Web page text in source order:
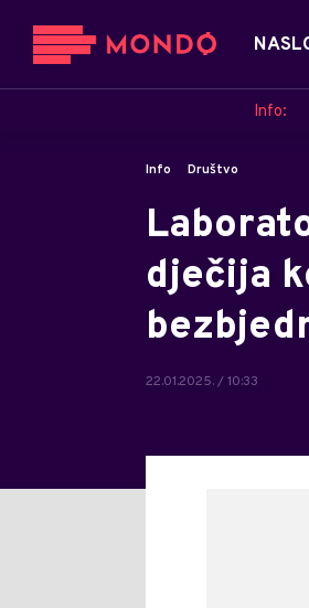
Info:
Info Društvo
dječija
22.01.2025. / 10:33